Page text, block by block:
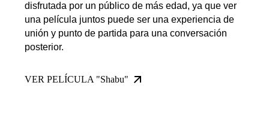
disfrutada por un público de más edad, ya que ver
una película juntos puede ser una experiencia de
unión y punto de partida para una conversación
posterior.
VER PELÍCULA "Shabu"